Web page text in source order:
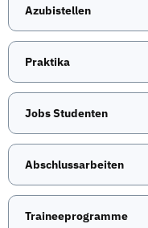
Azubistellen
Praktika
Jobs Studenten
Abschlussarbeiten
Traineeprogramme